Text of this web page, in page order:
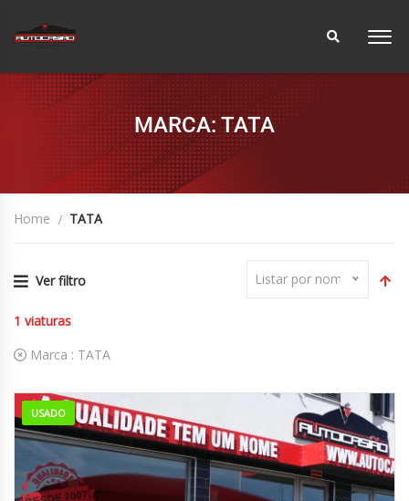
MARCA: TATA
Home TATA
Ver filtro Listar por nome
1 viaturas
Marca : TATA
USADO